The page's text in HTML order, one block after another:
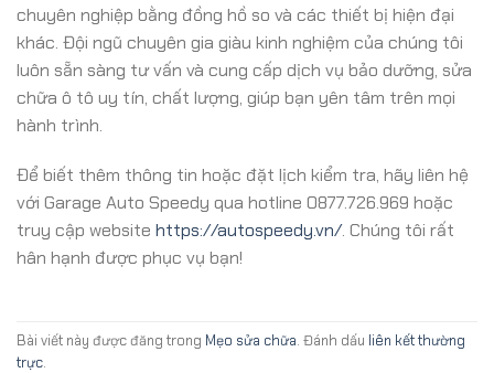
chuyên nghiệp bằng đồng hồ so và các thiết bị hiện đại
khác. Đội ngũ chuyên gia giàu kinh nghiệm của chúng tôi
luôn sẵn sàng tư vấn và cung cấp dịch vụ bảo dưỡng, sửa
chữa ô tô uy tín, chất lượng, giúp bạn yên tâm trên mọi
hành trình.
Để biết thêm thông tin hoặc đặt lịch kiểm tra, hãy liên hệ
với Garage Auto Speedy qua hotline 0877.726.969 hoặc
truy cập website https://autospeedy.vn/. Chúng tôi rất
hân hạnh được phục vụ bạn!
Bài viết này được đăng trong Mẹo sửa chữa. Đánh dấu liên kết thường
trực.